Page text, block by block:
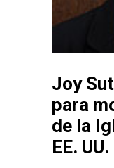
Joy
para
de la
EE. UU.